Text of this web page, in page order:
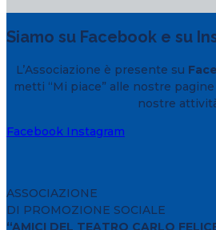
Siamo su Facebook e su
L’Associazione è presente su
metti “Mi piace” alle nostre
nostre
Facebook Instagram
ASSOCIAZIONE
DI PROMOZIONE SOCIALE
“AMICI DEL TEATRO CARLO